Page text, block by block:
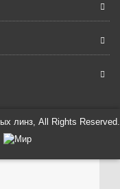
линз, All Rights Reserved.